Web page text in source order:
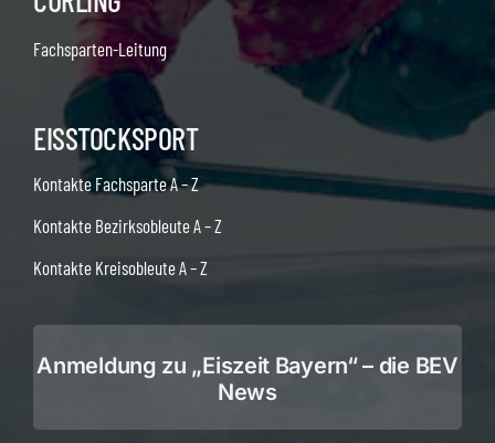
Fachsparten-Leitung
EISSTOCKSPORT
Kontakte Fachsparte A – Z
Kontakte Bezirksobleute A – Z
Kontakte Kreisobleute A – Z
Anmeldung zu „Eiszeit Bayern“ – die BEV
News